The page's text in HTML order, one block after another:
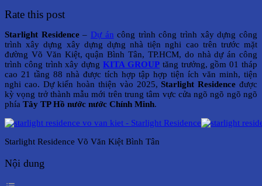
Rate this post
Starlight Residence– Dự án công trình công trình xây dựng công
trình xây dựng xây dựng dựng nhà tiện nghi cao trên trước mặt
đường Võ Văn Kiệt, quận Bình Tân, TP.HCM, do nhà dự án công
trình công trình xây dựngKITA GROUPtăng trưởng, gồm 01 tháp
cao 21 tầng 88 nhà được tích hợp tập hợp tiện ích văn minh, tiện
nghi cao. Dự kiến hoàn thiện vào 2025,Starlight Residence được
kỳ vọng trở thành mẫu mới trên trung tâm vực cửa ngõ ngõ ngõ ngõ
phía Tây TP Hồ nước nước Chính Minh.
Starlight Residence Võ Văn Kiệt Bình Tân
Nội dung